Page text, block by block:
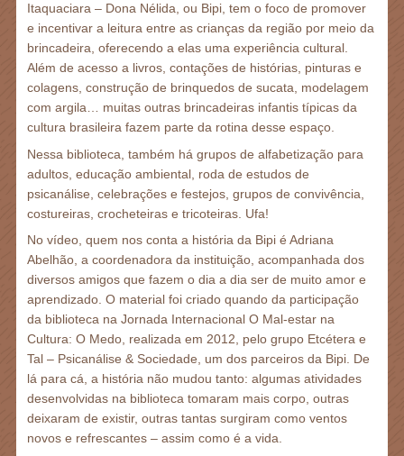
Itaquaciara – Dona Nélida, ou Bipi, tem o foco de promover
e incentivar a leitura entre as crianças da região por meio da
brincadeira, oferecendo a elas uma experiência cultural.
Além de acesso a livros, contações de histórias, pinturas e
colagens, construção de brinquedos de sucata, modelagem
com argila… muitas outras brincadeiras infantis típicas da
cultura brasileira fazem parte da rotina desse espaço.
Nessa biblioteca, também há grupos de alfabetização para
adultos, educação ambiental, roda de estudos de
psicanálise, celebrações e festejos, grupos de convivência,
costureiras, crocheteiras e tricoteiras. Ufa!
No vídeo, quem nos conta a história da Bipi é Adriana
Abelhão, a coordenadora da instituição, acompanhada dos
diversos amigos que fazem o dia a dia ser de muito amor e
aprendizado. O material foi criado quando da participação
da biblioteca na Jornada Internacional O Mal-estar na
Cultura: O Medo, realizada em 2012, pelo grupo Etcétera e
Tal – Psicanálise & Sociedade, um dos parceiros da Bipi. De
lá para cá, a história não mudou tanto: algumas atividades
desenvolvidas na biblioteca tomaram mais corpo, outras
deixaram de existir, outras tantas surgiram como ventos
novos e refrescantes – assim como é a vida.